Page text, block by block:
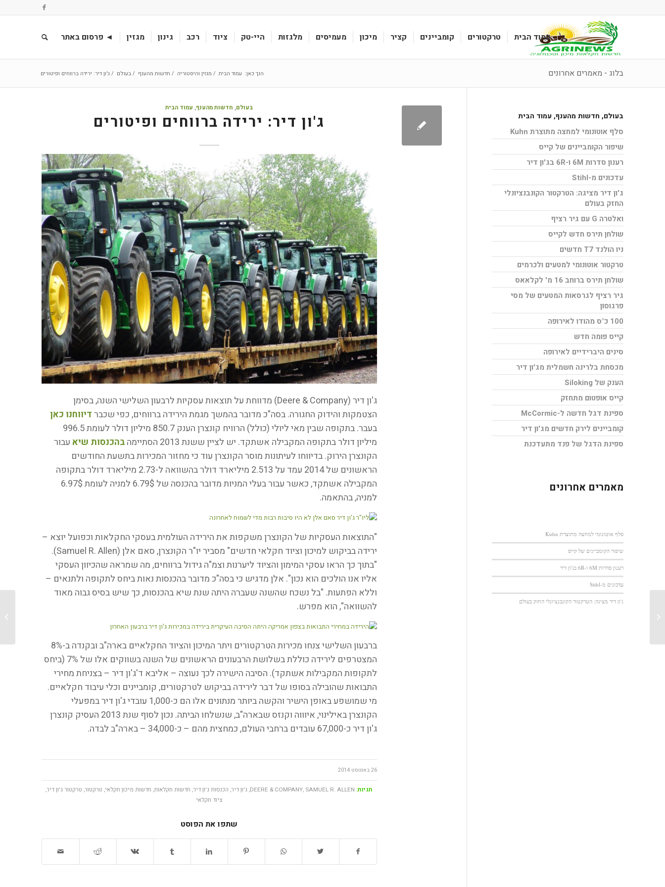
עמוד הבית טרקטורים קומביינים קציר מיכון מעמיסים מלגזות היי-טק ציוד רכב גינון מגזין ◄ פרסום באתר
בלוג - מאמרים אחרונים הנך כאן: עמוד הבית / מגזין והיסטוריה / חדשות מהענף /בעולם /ג'ון דיר: ירידה ברווחים ופיטורים
בעולם, חדשות מהענף, עמוד הבית
ג'ון דיר: ירידה ברווחים ופיטורים
ג'ון דיר (Deere & Company) מדווחת על תוצאות עסקיות לרבעון השלישי השנה, בסימן
הצטמקות והידוק החגורה. בסה"כ מדובר בהמשך מגמת הירידה ברווחים, כפי שכברדיווחנו כאן
בעבר. בתקופה שבין מאי ליולי (כולל) הרוויח קונצרן הענק 850.7 מיליון דולר לעומת 996.5
מיליון דולר בתקופה המקבילה אשתקד. יש לציין ששנת 2013 הסתיימה
בהכנסות שיאעבור
הקונצרן הירוק. בדיווחו לעיתונות מוסר הקונצרן עוד כי מחזור המכירות בתשעת החודשים
הראשונים של 2014 עמד על 2.513 מיליארד דולר בהשוואה ל-2.73 מיליארד דולר בתקופה
המקבילה אשתקד, כאשר עבור בעלי המניות מדובר בהכנסה של 6.79$ למניה לעומת 6.97$
למניה, בהתאמה.
"התוצאות העסקיות של הקונצרן משקפות את הירידה העולמית בעסקי החקלאות וכפועל יוצא –
ירידה בביקוש למיכון וציוד חקלאי חדשים" מסביר יו"ר הקונצרן, סאם אלן (Samuel R. Allen).
"בתוך כך הראו עסקי המימון והציוד ליערנות וצמ"ה גידול ברווחים, מה שמראה שהכיוון העסקי
אליו אנו הולכים הוא נכון". אלן מדגיש כי בסה"כ מדובר בהכנסות נאות ביחס לתקופה ולתנאים –
וללא הפתעות. "בל נשכח שהשנה שעברה היתה שנת שיא בהכנסות, כך שיש בסיס גבוה מאוד
להשוואה", הוא מפרש.
ברבעון השלישי צנחו מכירות הטרקטורים ויתר המיכון והציוד החקלאיים בארה"ב ובקנדה ב-8%
המצטרפים לירידה כוללת בשלושת הרבעונים הראשונים של השנה בשווקים אלו של 7% (ביחס
לתקופות המקבילות אשתקד). הסיבה הישירה לכך נעוצה – אליבא ד'ג'ון דיר – בצניחת מחירי
התבואות שהובילה בסופו של דבר לירידה בביקוש לטרקטורים, קומביינים וכלי עיבוד חקלאיים.
מי שמושפע באופן הישיר והקשה ביותר מנתונים אלו הם כ-1,000 עובדי ג'ון דיר במפעלי
הקונצרן באילינוי, איוווה וקנזס שבארה"ב, שנשלחו הביתה. נכון לסוף שנת 2013 העסיק קונצרן
ג'ון דיר כ-67,000 עובדים ברחבי העולם, כמחצית מהם – כ-34,000 – בארה"ב לבדה.
26 באוגוסט 2014
תגיות: DEERE & COMPANY, SAMUEL R. ALLEN
,ג'ון דיר, הכנסות ג'ון דיר, חדשות חקלאות, חדשות מיכון חקלאי, טרקטור, טרקטור ג'ון דיר,
ציוד חקלאי
שתפו את הפוסט
בעולם, חדשות מהענף, עמוד הבית
סלף אוטונומי למחצה מתוצרת Kuhn
שיפור הקומביינים של קייס
רענון סדרות 6M ו-6R בג'ון דיר
עדכונים מ-Stihl
ג'ון דיר מציגה: הטרקטור הקונבנציונלי
החזק בעולם
ואלטרה G עם גיר רציף
שולחן תירס חדש לקייס
ניו הולנד T7 חדשים
טרקטור אוטונומי למטעים ולכרמים
שולחן תירס ברוחב 16 מ' לקלאאס
גיר רציף לגרסאות המטעים של מסי
פרגוסון
100 כ"ס מהודו לאירופה
קייס פומה חדש
סינים היברידיים לאירופה
מכסחת בלרינה חשמלית מג'ון דיר
הענק של Siloking
קייס אופטום מתחזק
ספינת דגל חדשה ל-McCormic
קומביינים לירק חדשים מג'ון דיר
ספינת הדגל של פנד מתעדכנת
מאמרים אחרונים
סלף אוטונומי למחצה מתוצרת Kuhn
שיפור הקומביינים של קייס
רענון סדרות 6M ו-6R בג'ון דיר
עדכונים מ-Stihl
ג'ון דיר מציגה: הטרקטור הקונבנציונלי החזק בעולם